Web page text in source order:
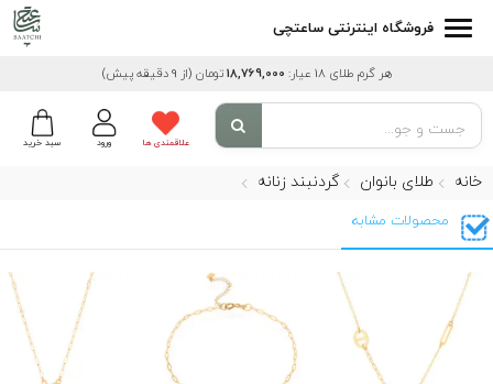
فروشگاه اینترنتی ساعتچی
هر گرم طلای 18 عیار: 18,769,000تومان (از 9 دقیقه پیش)
سبد خرید ورود علاقمندی ها
خانه طلای بانوان گردنبند زنانه
محصولات مشابه